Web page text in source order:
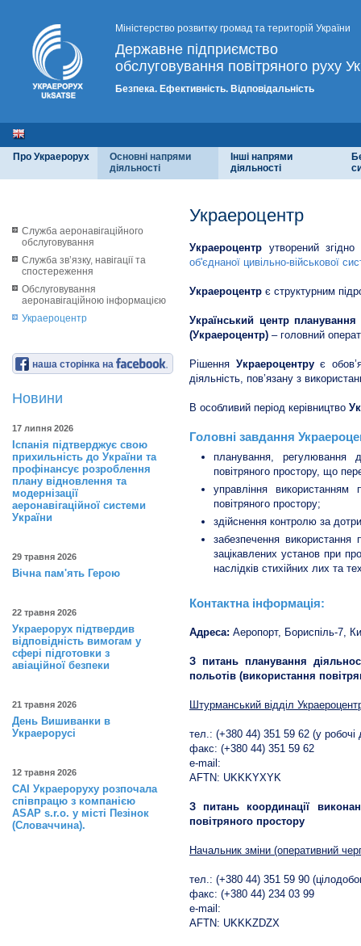
Міністерство розвитку громад та територій України
Державне підприємство
обслуговування повітряного руху
Безпека. Ефективність. Відповідальність
Про Украерорух
Основні напрями
діяльності
Інші напрями
діяльності
Служба аеронавігаційного
обслуговування
Служба зв’язку, навігації та
спостереження
Обслуговування
аеронавігаційною інформацією
Украероцентр
наша сторінка на
Новини
17 липня 2026
Іспанія підтверджує свою
прихильність до України та
профінансує розроблення
плану відновлення та
модернізації
аеронавігаційної системи
України
29 травня 2026
Вічна пам'ять Герою
22 травня 2026
Украерорух підтвердив
відповідність вимогам у
сфері підготовки з
авіаційної безпеки
21 травня 2026
День Вишиванки в
Украерорусі
12 травня 2026
САІ Украероруху розпочала
співпрацю з компанією
ASAP s.r.o. у місті Пезінок
(Словаччина).
Украероцентр
Украероцентр утворений
об'єднаної цивільно-військової
Украероцентр є структурним
Український центр
(Украероцентр) – головний
Рішення Украероцентрує
діяльність, пов’язану з
В особливий період керівництво
Головні завдання
планування, регулювання
повітряного простору, що
управління використанням
повітряного простору;
здійснення контролю за
забезпечення використання
зацікавлених установ при
наслідків стихійних лих та
Контактна інформація:
Адреса: Аеропорт, Бориспіль-7,
З питань планування
польотів (використання
Штурманський відділ
тел.: (+380 44) 351 59 62 (у робочі
факс: (+380 44) 351 59 62
e-mail:
AFTN: UKKKYXYK
З питань координації
повітряного простору
Начальник зміни (оперативний
тел.: (+380 44) 351 59 90
факс: (+380 44) 234 03 99
e-mail:
AFTN: UKKKZDZX